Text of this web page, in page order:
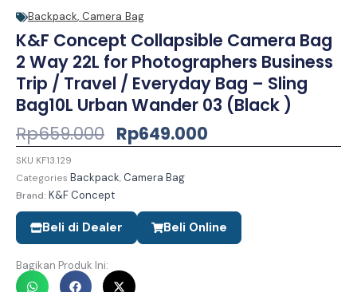
Backpack, Camera Bag
K&F Concept Collapsible Camera Bag
2 Way 22L for Photographers Business
Trip / Travel / Everyday Bag – Sling
Bag10L Urban Wander 03 (Black )
Rp659.000 Harga
Aslinya
Adalah:
Rp659.000.
Rp649.000
Saat
Rp649.000.
SKU KF13.129
Categories Backpack, Camera Bag
Brand: K&F Concept
Beli di Dealer Beli Online
Bagikan Produk Ini: